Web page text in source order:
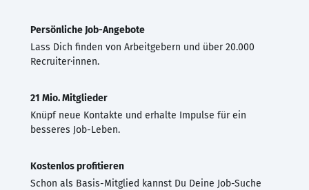
Persönliche Job-Angebote
Lass Dich finden von Arbeitgebern und über 20.000
Recruiter·innen.
21 Mio. Mitglieder
Knüpf neue Kontakte und erhalte Impulse für ein
besseres Job-Leben.
Kostenlos profitieren
Schon als Basis-Mitglied kannst Du Deine Job-Suche